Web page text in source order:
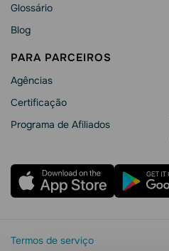
Glossário
Blog
PARA PARCEIROS
Agências
Сertificação
Programa de Afiliados
Termos de serviço